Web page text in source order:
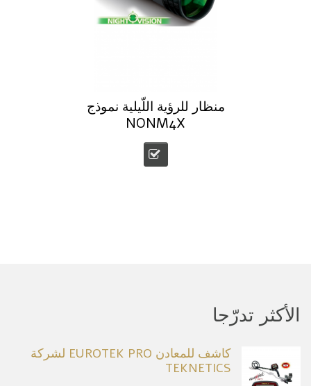
منظار للرؤية اللّيلية نموذج
NONM4X
الأكثر تدرّجا
كاشف للمعادن EUROTEK PRO لشركة
TEKNETICS